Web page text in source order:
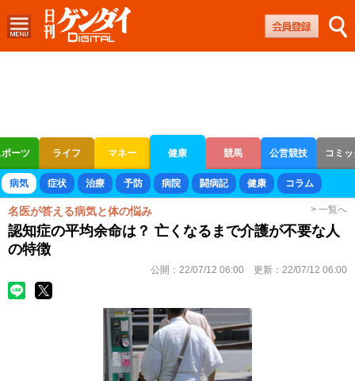
ーツ ライフ マネー 健康 競馬 公営競技 コミ
ボートレース 競輪 オートレース
病気 症状 治療 予防 病院 闘病記 健康 コラム
名医が答える病気と体の悩み > 一覧へ
認知症の平均余命は？ 亡くなるまで介護が不要な人
の特徴
公開： 22/07/12 06:00 更新： 22/07/12 06:00